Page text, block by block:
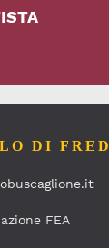
DI FRED
FEA